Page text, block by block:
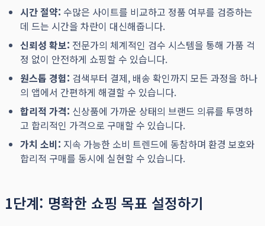
시간 절약: 수많은 사이트를 비교하고 정품 여부를 검증하는
데 드는 시간을 차란이 대신해줍니다.
신뢰성 확보: 전문가의 체계적인 검수 시스템을 통해 가품 걱
정 없이 안전하게 쇼핑할 수 있습니다.
원스톱 경험: 검색부터 결제, 배송 확인까지 모든 과정을 하나
의 앱에서 간편하게 해결할 수 있습니다.
합리적 가격: 신상품에 가까운 상태의 브랜드 의류를 투명하
고 합리적인 가격으로 구매할 수 있습니다.
가치 소비: 지속 가능한 소비 트렌드에 동참하며 환경 보호와
합리적 구매를 동시에 실현할 수 있습니다.
1단계: 명확한 쇼핑 목표 설정하기